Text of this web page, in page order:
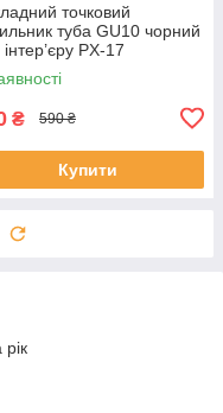
точковий
туба GU10 чорний
PX-17
₴ 590 ₴
Купити